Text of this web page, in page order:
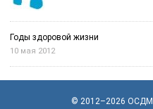
Годы здоровой жизни
10 мая 2012
© 2012–2026 OСДМ